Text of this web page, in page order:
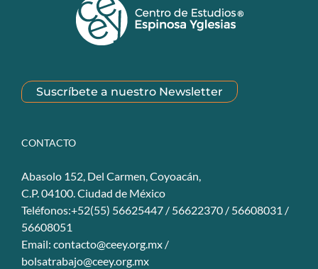
Suscríbete a nuestro Newsletter
CONTACTO
Abasolo 152, Del Carmen, Coyoacán,
C.P. 04100. Ciudad de México
Teléfonos:+52(55) 56625447 / 56622370 / 56608031 /
56608051
Email: contacto@ceey.org.mx /
bolsatrabajo@ceey.org.mx